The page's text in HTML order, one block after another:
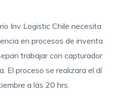
Inv Logistic Chile necesita
en procesos de inventa
trabajar con capturador
El proceso se realizara el dí
a las 20 hrs.